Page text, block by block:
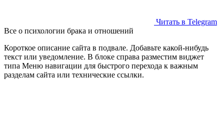
Читать в Telegram
Все о психологии брака и отношений
Короткое описание сайта в подвале. Добавьте какой-нибудь
текст или уведомление. В блоке справа разместим виджет
типа Меню навигации для быстрого перехода к важным
разделам сайта или технические ссылки.